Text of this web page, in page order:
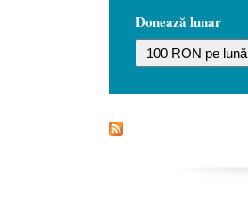
Donează lunar
100 RON pe lună